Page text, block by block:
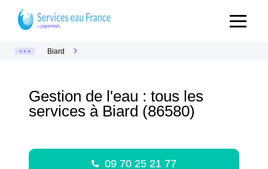
Biard
Gestion de l'eau : tous les
services à Biard (86580)
09 70 25 21 77